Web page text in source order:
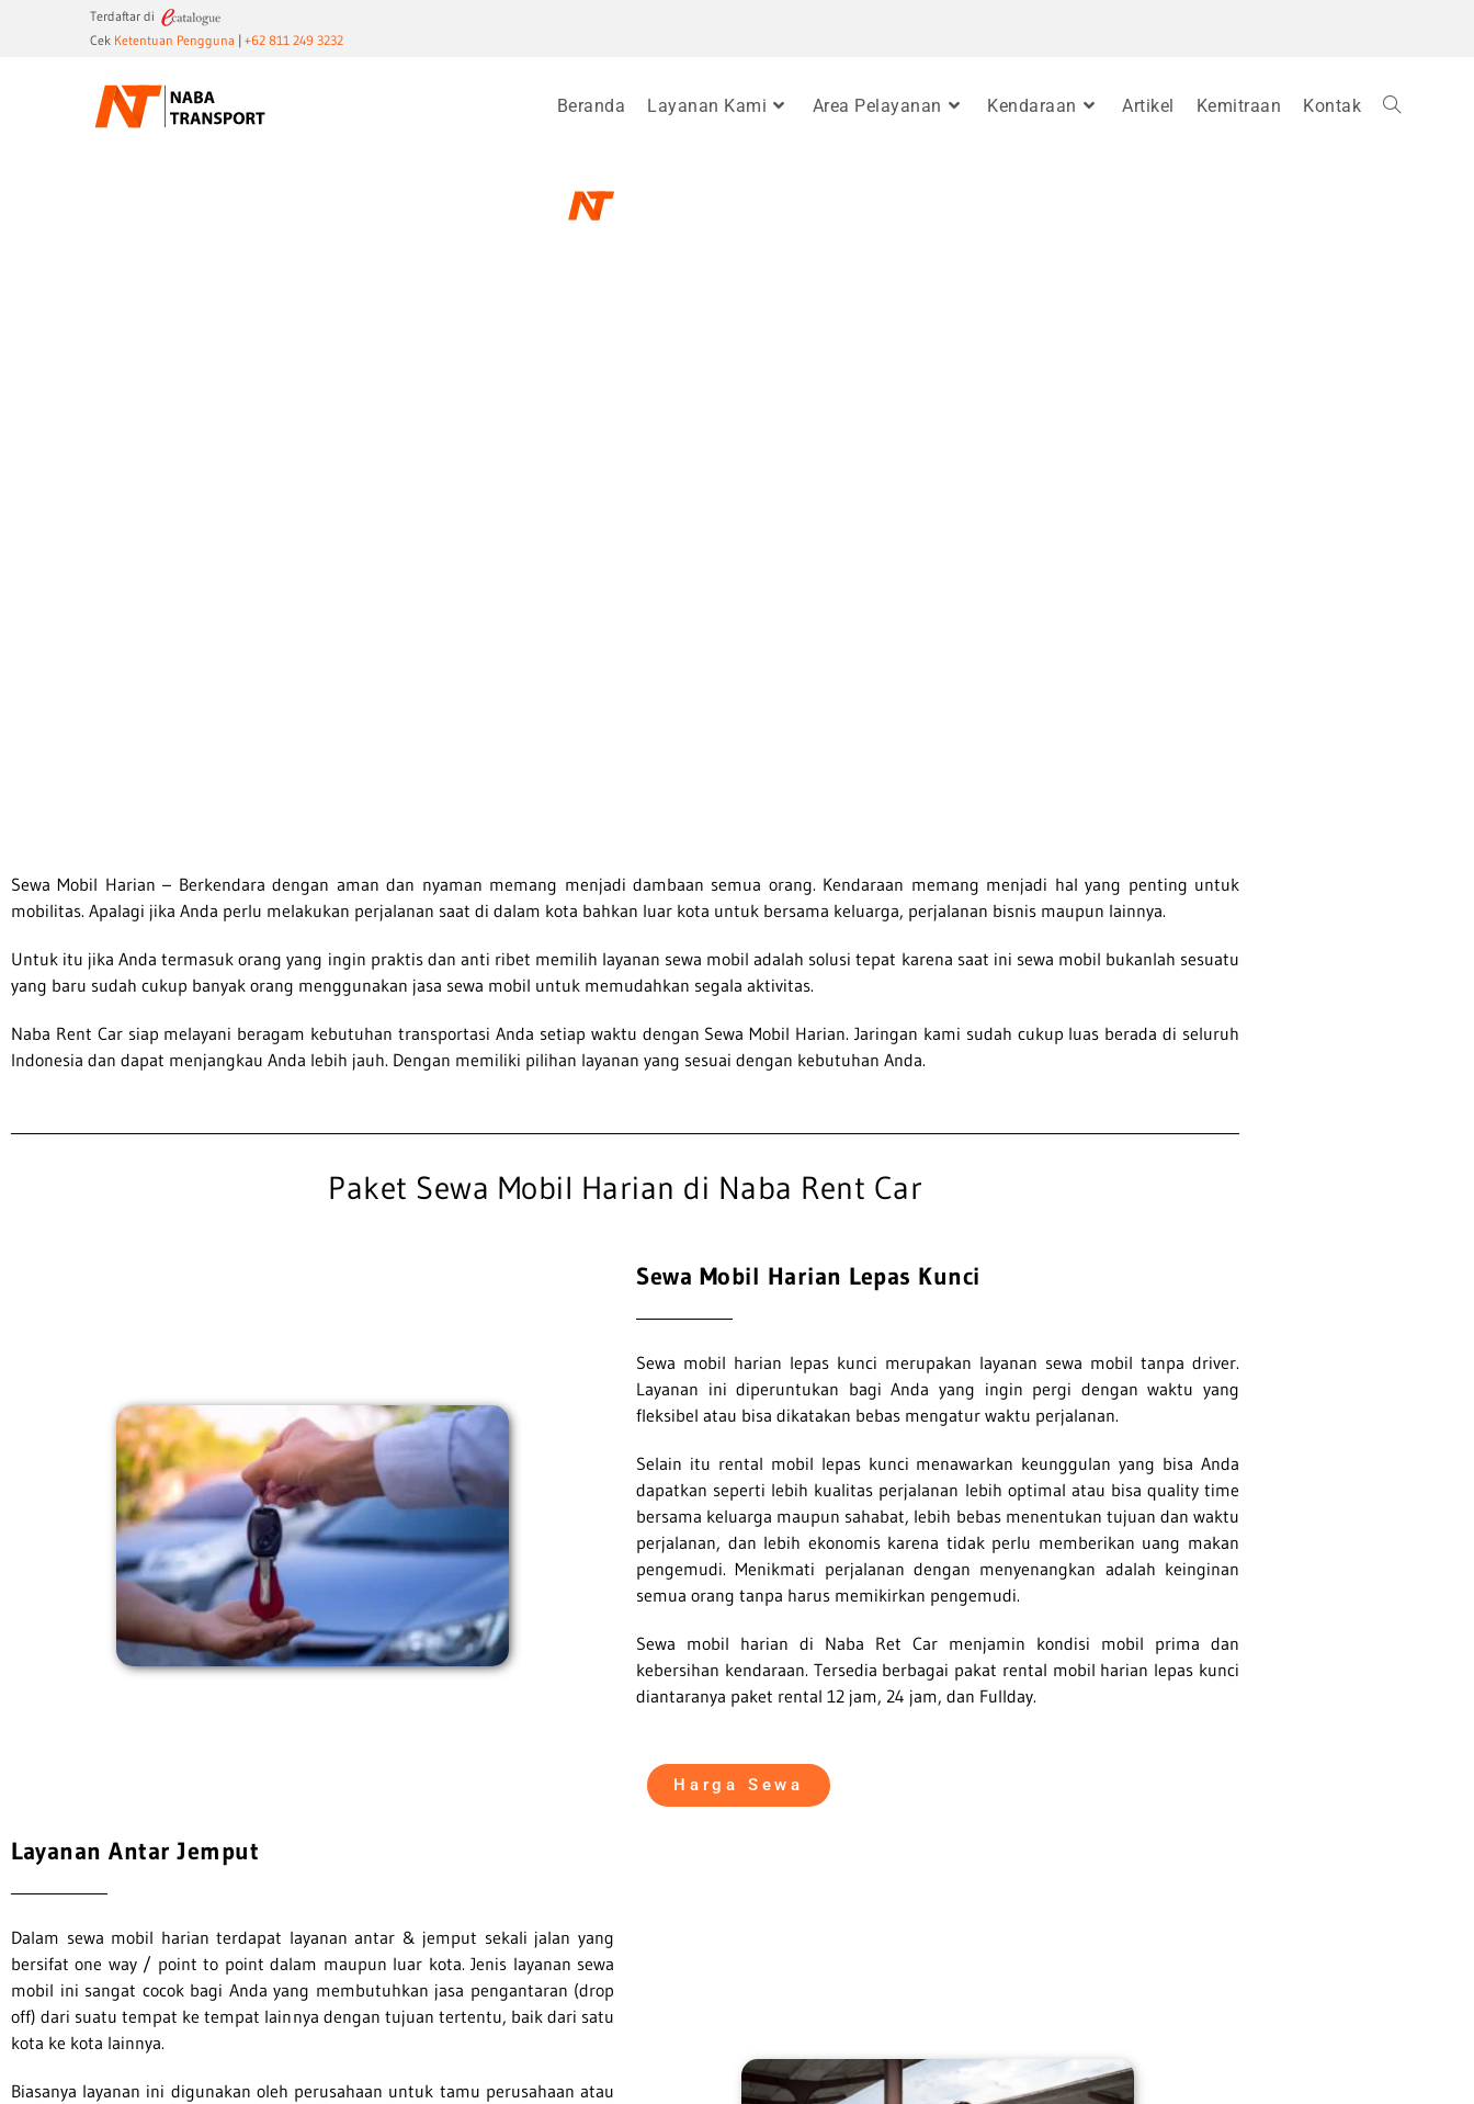
Terdaftar di
Cek Ketentuan Pengguna | +62 811 249 3232
Beranda Layanan Kami Area Pelayanan Kendaraan Artikel Kemitraan Kontak
Sewa Mobil Harian – Berkendara dengan aman dan nyaman memang menjadi dambaan semua orang. Kendaraan memang menjadi hal yang penting untuk
mobilitas. Apalagi jika Anda perlu melakukan perjalanan saat di dalam kota bahkan luar kota untuk bersama keluarga, perjalanan bisnis maupun lainnya.
Untuk itu jika Anda termasuk orang yang ingin praktis dan anti ribet memilih layanan sewa mobil adalah solusi tepat karena saat ini sewa mobil bukanlah sesuatu
yang baru sudah cukup banyak orang menggunakan jasa sewa mobil untuk memudahkan segala aktivitas.
Naba Rent Car siap melayani beragam kebutuhan transportasi Anda setiap waktu dengan Sewa Mobil Harian. Jaringan kami sudah cukup luas berada di seluruh
Indonesia dan dapat menjangkau Anda lebih jauh. Dengan memiliki pilihan layanan yang sesuai dengan kebutuhan Anda.
Paket Sewa Mobil Harian di Naba Rent Car
Sewa Mobil Harian Lepas Kunci​
Sewa mobil harian lepas kunci merupakan layanan sewa mobil tanpa driver.
Layanan ini diperuntukan bagi Anda yang ingin pergi dengan waktu yang
fleksibel atau bisa dikatakan bebas mengatur waktu perjalanan.
Selain itu rental mobil lepas kunci menawarkan keunggulan yang bisa Anda
dapatkan seperti lebih kualitas perjalanan lebih optimal atau bisa quality time
bersama keluarga maupun sahabat, lebih bebas menentukan tujuan dan waktu
perjalanan, dan lebih ekonomis karena tidak perlu memberikan uang makan
pengemudi. Menikmati perjalanan dengan menyenangkan adalah keinginan
semua orang tanpa harus memikirkan pengemudi.
Sewa mobil harian di Naba Ret Car menjamin kondisi mobil prima dan
kebersihan kendaraan. Tersedia berbagai pakat rental mobil harian lepas kunci
diantaranya paket rental 12 jam, 24 jam, dan Fullday.
Harga Sewa
Layanan Antar Jemput
Dalam sewa mobil harian terdapat layanan antar & jemput sekali jalan yang
bersifat one way / point to point dalam maupun luar kota. Jenis layanan sewa
mobil ini sangat cocok bagi Anda yang membutuhkan jasa pengantaran (drop
off) dari suatu tempat ke tempat lainnya dengan tujuan tertentu, baik dari satu
kota ke kota lainnya.
Biasanya layanan ini digunakan oleh perusahaan untuk tamu perusahaan atau